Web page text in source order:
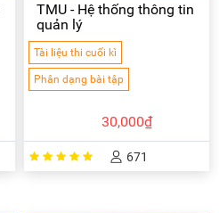
TMU - Hệ thống thông tin
quản lý
Tài liệu thi cuối kì
Phân dạng bài tập
30,000₫
671